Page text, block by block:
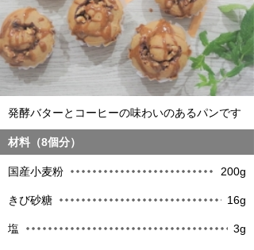
発酵バターとコーヒーの味わいのあるパンです
材料（8個分）
国産小麦粉 200g
きび砂糖 16g
塩 3g